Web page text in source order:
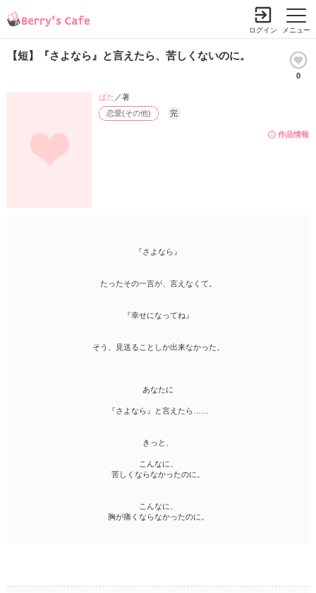
メニュー
ログイン
【短】『さよなら』と言えたら、苦しくないのに。
0
作品情報
恋愛(その他) 完
ぱた ／著
『さよなら』
たったその一言が、言えなくて。
『幸せになってね』
そう、見送ることしか出来なかった。
あなたに
『さよなら』と言えたら……
きっと、
こんなに、
苦しくならなかったのに。
こんなに、
胸が痛くならなかったのに。